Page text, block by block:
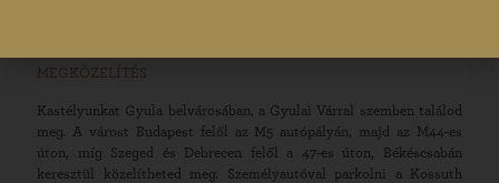
MEGKÖZELÍTÉS
Kastélyunkat Gyula belvárosában, a Gyulai Várral szemben találod
meg. A várost Budapest felől az M5 autópályán, majd az M44-es
úton, míg Szeged és Debrecen felől a 47-es úton, Békéscsabán
keresztül közelítheted meg. Személyautóval parkolni a Kossuth